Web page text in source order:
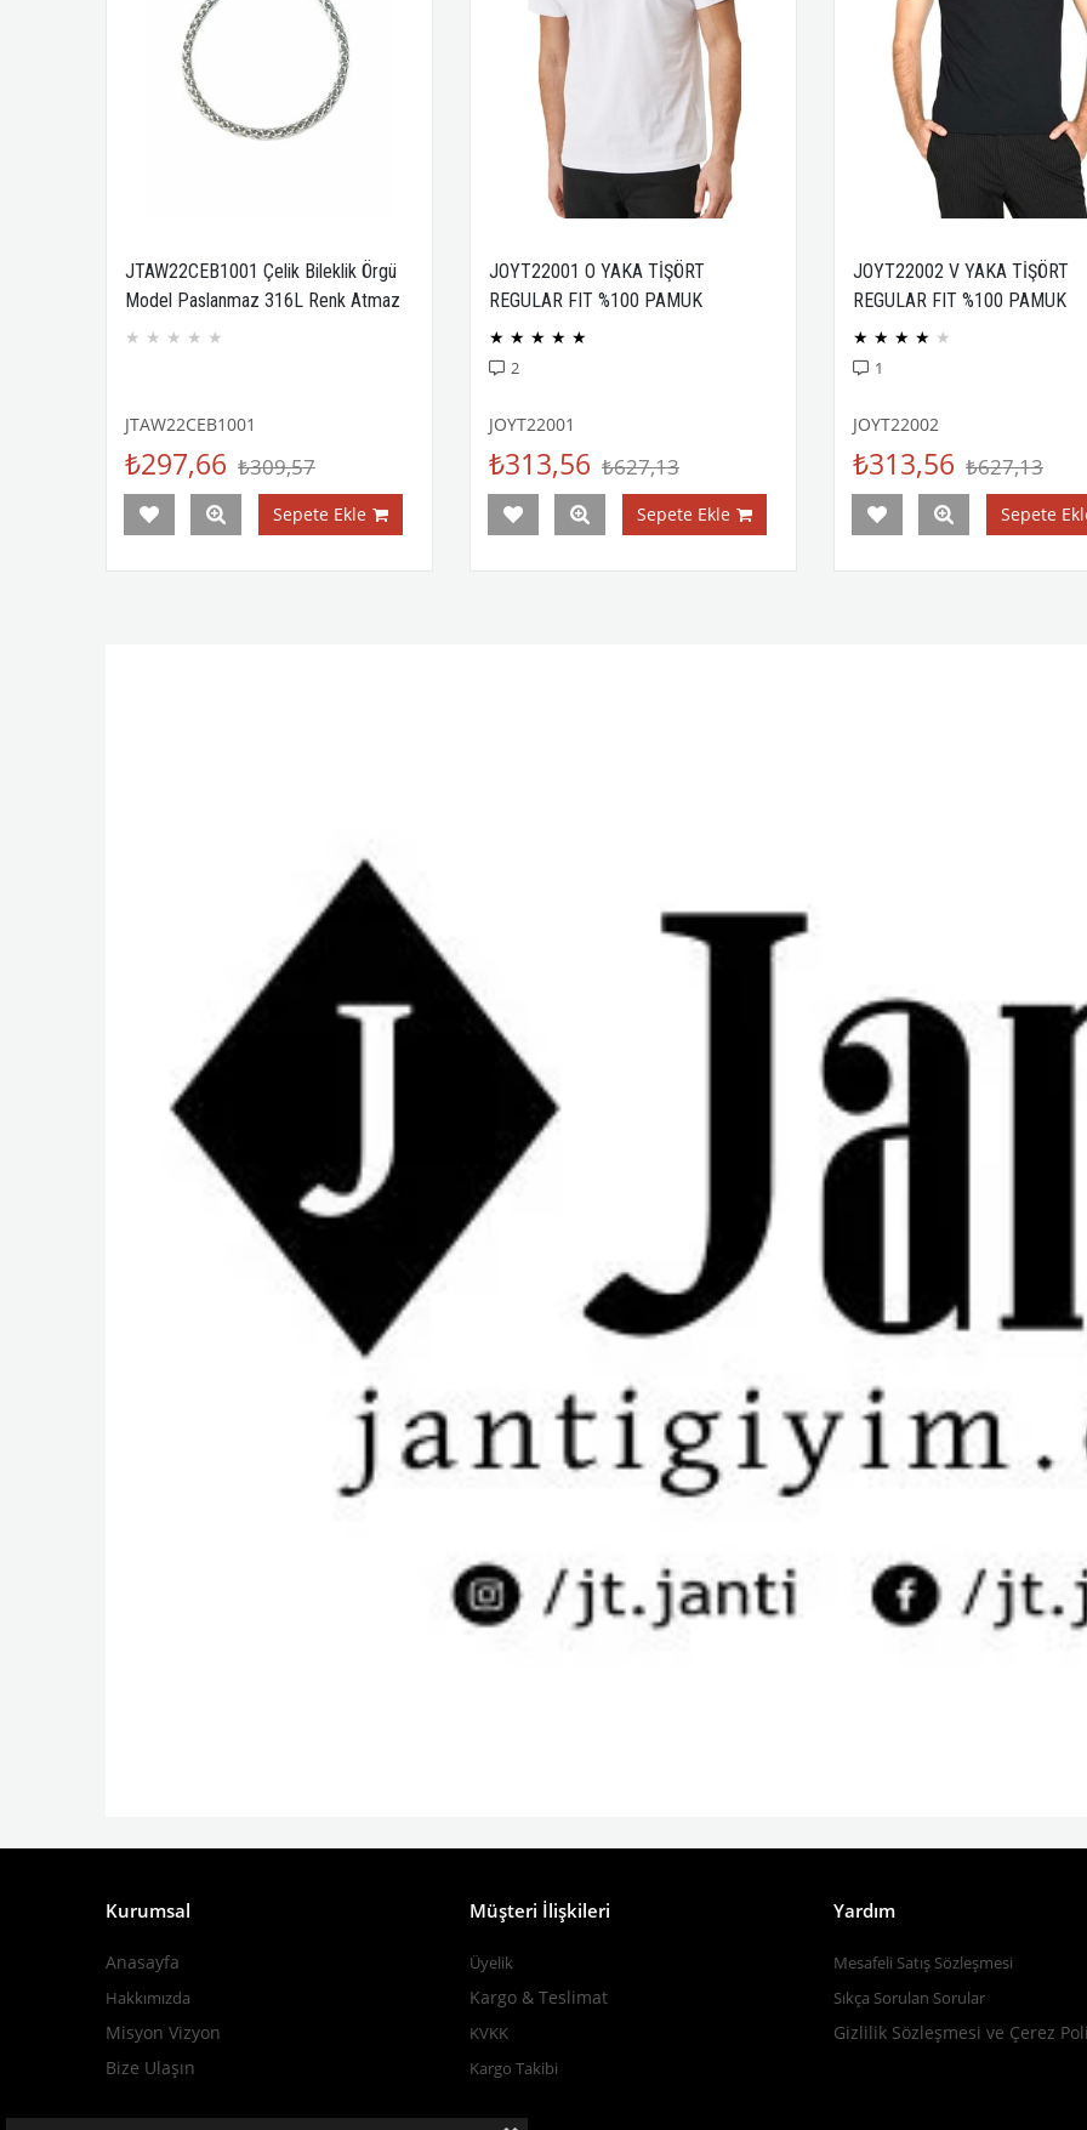
JTAW22CEB1001 Çelik Bileklik Örgü
Model Paslanmaz 316L Renk Atmaz
Janti Garantili
★ ★ ★ ★ ★
JTAW22CEB1001
₺297,66 ₺309,57
Sepete Ekle
JOYT22001 O YAKA TİŞÖRT
REGULAR FIT %100 PAMUK
COMPACK PENYE
★ ★ ★ ★ ★
2
JOYT22001
₺313,56 ₺627,13
Sepete Ekle
JOYT22002 V YAKA TİŞÖRT
REGULAR FIT %100 PAMUK
COMPACK PENYE
★ ★ ★ ★ ★
1
JOYT22002
₺313,56 ₺627,13
Sepete
Kurumsal
Anasayfa
Hakkımızda
Misyon Vizyon
Bize Ulaşın
Müşteri İlişkileri
Üyelik
Kargo & Teslimat
KVKK
Kargo Takibi
Yardım
Mesafeli Satış Sözleşmesi
Sıkça Sorulan Sorular
Gizlilik Sözleşmesi ve Çerez